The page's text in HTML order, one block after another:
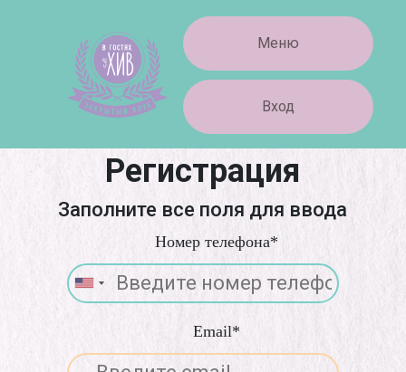
Меню
Вход
Регистрация
Заполните все поля для ввода
Номер телефона*
Email*